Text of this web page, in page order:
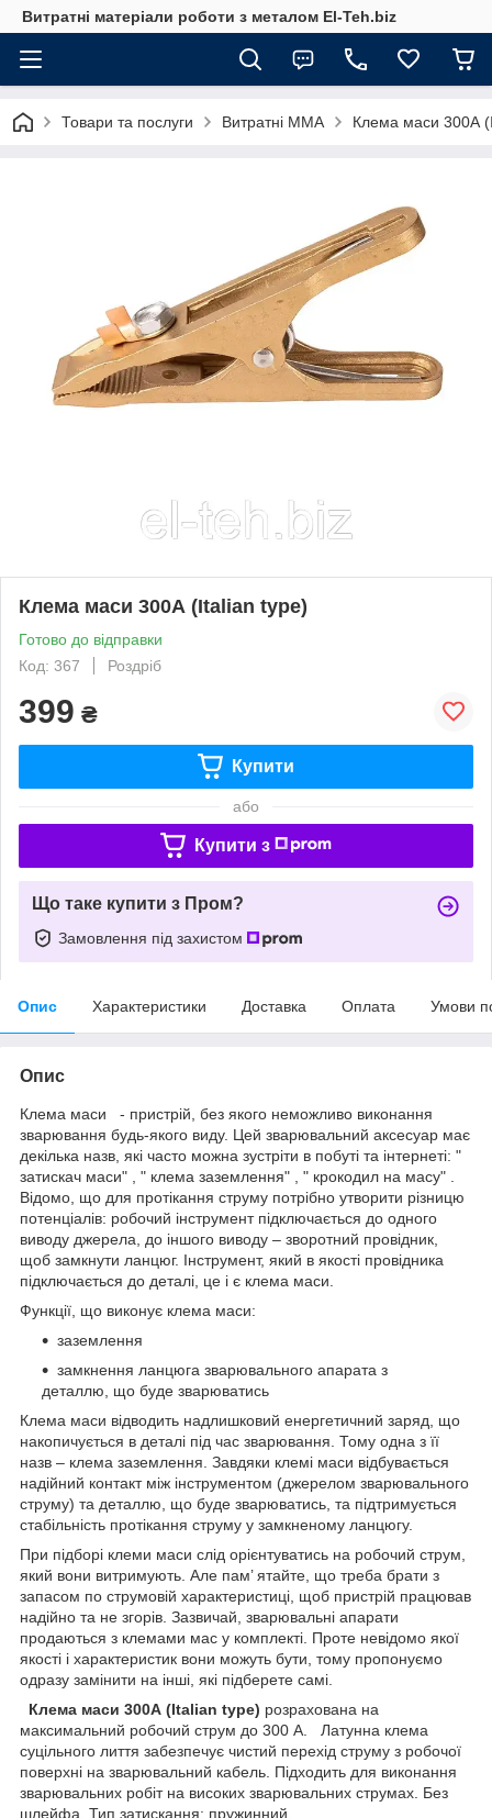
Витратні матеріали роботи з металом El-Teh.biz
Товари та послуги Витратні ММА Клема маси 300А
Клема маси 300А (Italian type)
Готово до відправки
Код: 367
Роздріб
399 ₴
Купити
або
Купити з
Що таке купити з Пром?
Замовлення під захистом
Опис Характеристики Доставка Оплата Умови
Опис
Клема маси - пристрій, без якого неможливо виконання
зварювання будь-якого виду. Цей зварювальний аксесуар має
декілька назв, які часто можна зустріти в побуті та інтернеті: "
затискач маси" , " клема заземлення" , " крокодил на масу" .
Відомо, що для протікання струму потрібно утворити різницю
потенціалів: робочий інструмент підключається до одного
виводу джерела, до іншого виводу – зворотний провідник,
щоб замкнути ланцюг. Інструмент, який в якості провідника
підключається до деталі, це і є клема маси.
Функції, що виконує клема маси:
заземлення
замкнення ланцюга зварювального апарата з
деталлю, що буде зварюватись
Клема маси відводить надлишковий енергетичний заряд, що
накопичується в деталі під час зварювання. Тому одна з її
назв – клема заземлення. Завдяки клемі маси відбувається
надійний контакт між інструментом (джерелом зварювального
струму) та деталлю, що буде зварюватись, та підтримується
стабільність протікання струму у замкненому ланцюгу.
При підборі клеми маси слід орієнтуватись на робочий струм,
який вони витримують. Але пам’ ятайте, що треба брати з
запасом по струмовій характеристиці, щоб пристрій працював
надійно та не згорів. Зазвичай, зварювальні апарати
продаються з клемами мас у комплекті. Проте невідомо якої
якості і характеристик вони можуть бути, тому пропонуємо
одразу замінити на інші, які підберете самі.
Клема маси 300А (Italian type) розрахована на
максимальний робочий струм до 300 А. Латунна клема
суцільного лиття забезпечує чистий перехід струму з робочої
поверхні на зварювальний кабель. Підходить для виконання
зварювальних робіт на високих зварювальних струмах. Без
шлейфа. Тип затискання: пружинний.